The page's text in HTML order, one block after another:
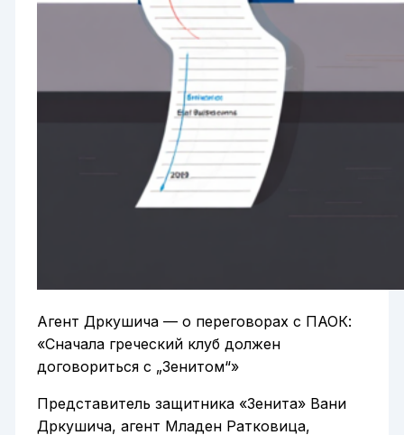
Агент Дркушича — о переговорах с ПАОК:
«Сначала греческий клуб должен
договориться с „Зенитом“»
Представитель защитника «Зенита» Вани
Дркушича, агент Младен Ратковица,